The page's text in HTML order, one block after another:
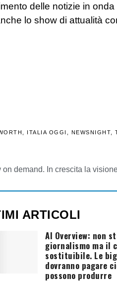
delle notizie in
lo show di attualità
ITALIA OGGI NEWSNIGHT
ARTICOLI
AI Overview: non
giornalismo ma il
sostituibile. Le
dovranno pagare
possono produrre